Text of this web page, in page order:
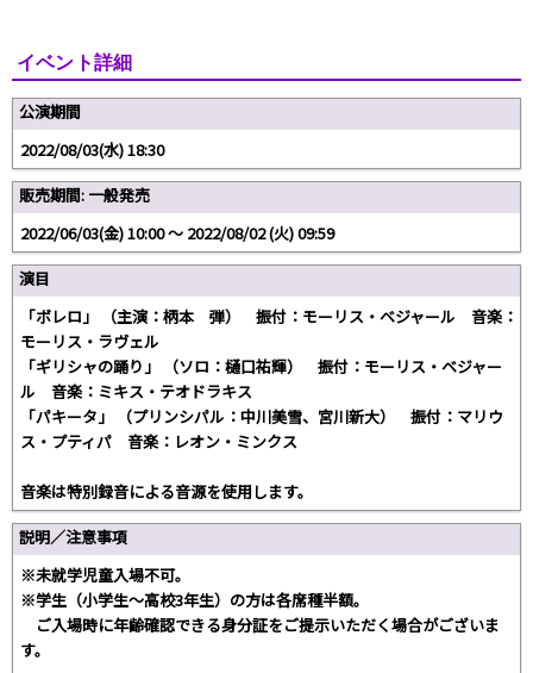
イベント詳細
公演期間
2022/08/03(水) 18:30
販売期間: 一般発売
2022/06/03(金) 10:00 〜 2022/08/02 (火) 09:59
演目
「ボレロ」 （主演：柄本 弾） 振付：モーリス・ベジャール 音楽：
モーリス・ラヴェル
「ギリシャの踊り」 （ソロ：樋口祐輝） 振付：モーリス・ベジャー
ル 音楽：ミキス・テオドラキス
「パキータ」 （プリンシパル：中川美雪、宮川新大） 振付：マリウ
ス・プティパ 音楽：レオン・ミンクス
音楽は特別録音による音源を使用します。
説明／注意事項
※未就学児童入場不可。
※学生（小学生～高校3年生）の方は各席種半額。
ご入場時に年齢確認できる身分証をご提示いただく場合がございま
す。